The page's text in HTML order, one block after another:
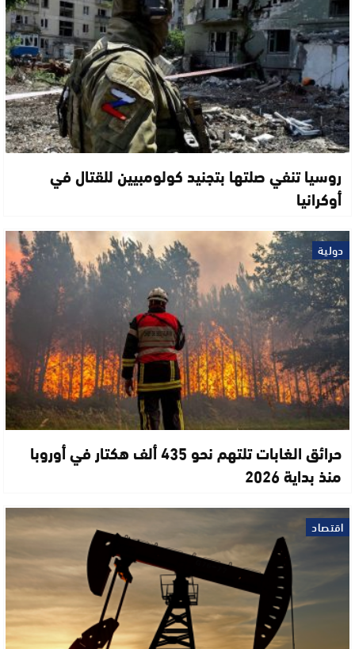
روسيا تنفي صلتها بتجنيد كولومبيين للقتال في
أوكرانيا
دولية
حرائق الغابات تلتهم نحو 435 ألف هكتار في أوروبا
منذ بداية 2026
اقتصاد